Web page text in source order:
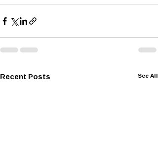
Recent Posts See All